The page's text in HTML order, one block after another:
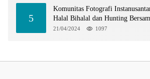
5
Komunitas Fotografi
Halal Bihalal dan Hunting
21/04/2024 1097